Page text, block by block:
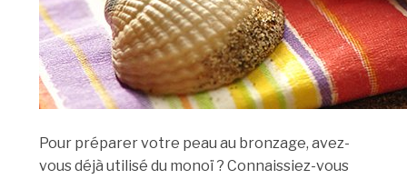
Pour préparer votre peau au bronzage, avez-
vous déjà utilisé du monoï ? Connaissiez-vous